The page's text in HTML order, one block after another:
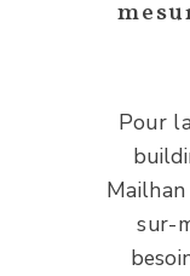
Pour
sur-